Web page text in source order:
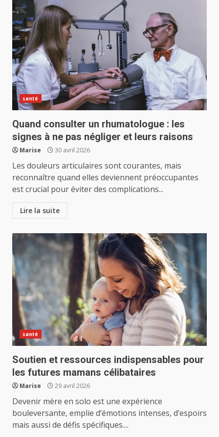
santé
Quand consulter un rhumatologue : les
signes à ne pas négliger et leurs raisons
Marise 30 avril 2026
Les douleurs articulaires sont courantes, mais
reconnaître quand elles deviennent préoccupantes
est crucial pour éviter des complications...
Lire la suite
santé
Soutien et ressources indispensables pour
les futures mamans célibataires
Marise 29 avril 2026
Devenir mère en solo est une expérience
bouleversante, emplie d’émotions intenses, d’espoirs
mais aussi de défis spécifiques....